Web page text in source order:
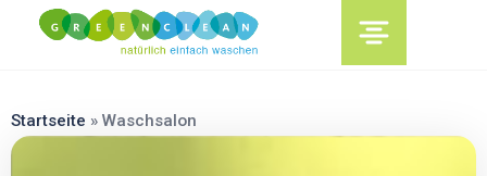
content
Startseite » Waschsalon